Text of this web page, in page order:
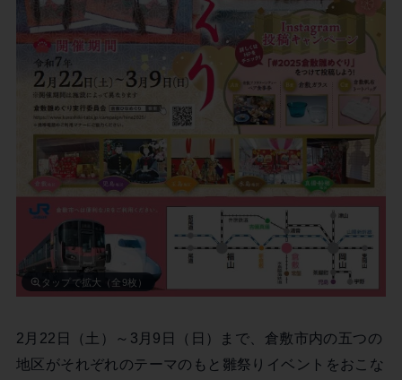
タップで拡大（全9枚）
2月22日（土）～3月9日（日）まで、倉敷市内の五つの
地区がそれぞれのテーマのもと雛祭りイベントをおこな